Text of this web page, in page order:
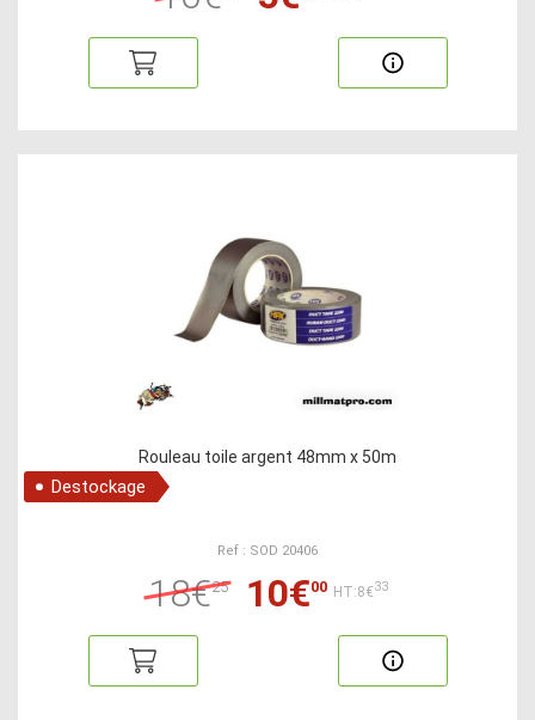
Rouleau toile argent 48mm x 50m
Destockage
Ref : SOD 20406
18€25 10€00 HT:8€33